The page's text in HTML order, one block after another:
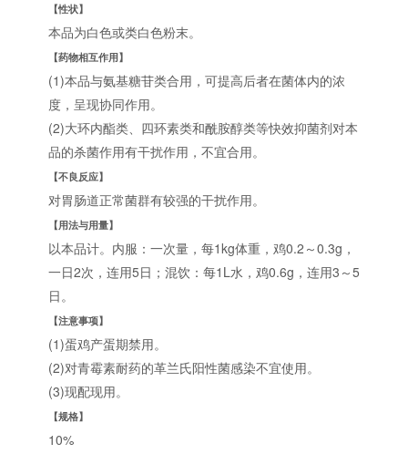
【性状】
本品为白色或类白色粉末。
【药物相互作用】
(1)本品与氨基糖苷类合用，可提高后者在菌体内的浓
度，呈现协同作用。
(2)大环内酯类、四环素类和酰胺醇类等快效抑菌剂对本
品的杀菌作用有干扰作用，不宜合用。
【不良反应】
对胃肠道正常菌群有较强的干扰作用。
【用法与用量】
以本品计。内服：一次量，每1kg体重，鸡0.2～0.3g，
一日2次，连用5日；混饮：每1L水，鸡0.6g，连用3～5
日。
【注意事项】
(1)蛋鸡产蛋期禁用。
(2)对青霉素耐药的革兰氏阳性菌感染不宜使用。
(3)现配现用。
【规格】
10%